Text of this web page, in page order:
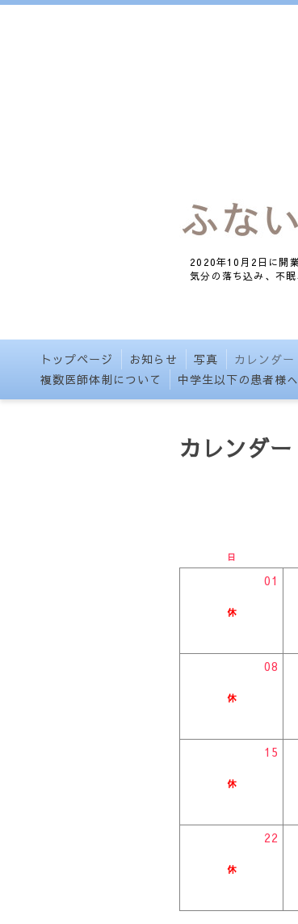
2020年10月2日に開業
気分の落ち込み、不眠
トップページ お知らせ 写真 カレンダー
複数医師体制について
中学生以下の患者様へ
カレンダー
日
01
08
15
22